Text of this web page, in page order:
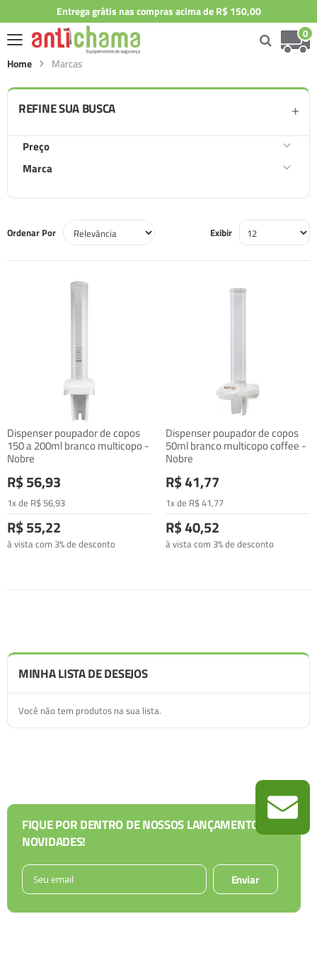
Entrega grátis nas compras acima de R$ 150,00
0
Home Marcas
Exibir
Ordenar Por
Dispenser poupador de copos
150 a 200ml branco multicopo -
Nobre
R$ 56,93
1x de R$ 56,93
R$ 55,22
à vista com 3% de desconto
Dispenser poupador de copos
50ml branco multicopo coffee -
Nobre
R$ 41,77
1x de R$41,77
R$ 40,52
à vista com 3% de desconto
REFINE SUA BUSCA
Preço
Marca
MINHA LISTA DE DESEJOS
Você não tem produtos na sua lista.
FIQUE POR DENTRO DE NOSSOS LANÇAMENTOS E
NOVIDADES!
Enviar